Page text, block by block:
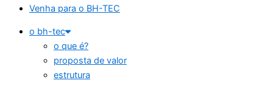
Venha para o BH-TEC
o bh-tec
o que é?
proposta de valor
estrutura